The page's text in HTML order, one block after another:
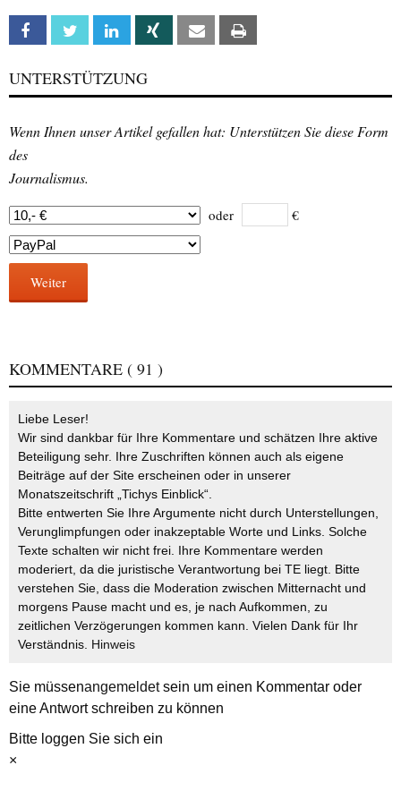
Facebook Twitter Linkedin Xing Email
UNTERSTÜTZUNG
Wenn Ihnen unser Artikel gefallen hat: Unterstützen Sie diese Form
des
Journalismus.
oder €
Weiter
KOMMENTARE ( 91 )
Liebe Leser!
Wir sind dankbar für Ihre Kommentare und schätzen Ihre aktive
Beteiligung sehr. Ihre Zuschriften können auch als eigene
Beiträge auf der Site erscheinen oder in unserer
Monatszeitschrift „Tichys Einblick“.
Bitte entwerten Sie Ihre Argumente nicht durch Unterstellungen,
Verunglimpfungen oder inakzeptable Worte und Links. Solche
Texte schalten wir nicht frei. Ihre Kommentare werden
moderiert, da die juristische Verantwortung bei TE liegt. Bitte
verstehen Sie, dass die Moderation zwischen Mitternacht und
morgens Pause macht und es, je nach Aufkommen, zu
zeitlichen Verzögerungen kommen kann. Vielen Dank für Ihr
Verständnis. Hinweis
Sie müssenangemeldetsein um einen Kommentar oder
eine Antwort schreiben zu können
Bitte loggen Sie sich ein
×